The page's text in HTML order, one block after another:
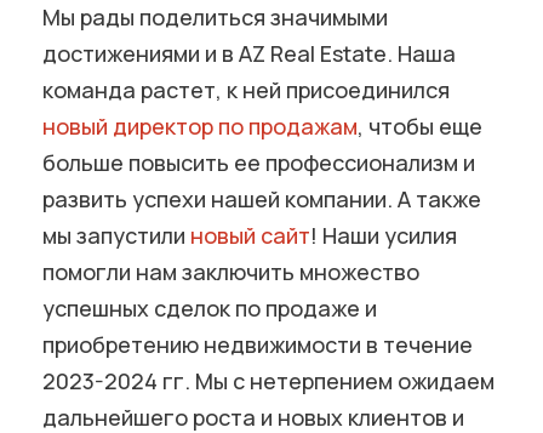
Мы рады поделиться значимыми
достижениями и в AZ Real Estate. Наша
команда растет, к ней присоединился
новый директор по продажам, чтобы еще
больше повысить ее профессионализм и
развить успехи нашей компании. А также
мы запустили новый сайт! Наши усилия
помогли нам заключить множество
успешных сделок по продаже и
приобретению недвижимости в течение
2023-2024 гг. Мы с нетерпением ожидаем
дальнейшего роста и новых клиентов и